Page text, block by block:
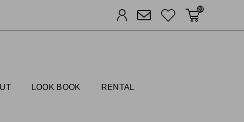
ログイン メルマガ登録お気に入りカートに入れる
20
LOOK BOOK RENTAL